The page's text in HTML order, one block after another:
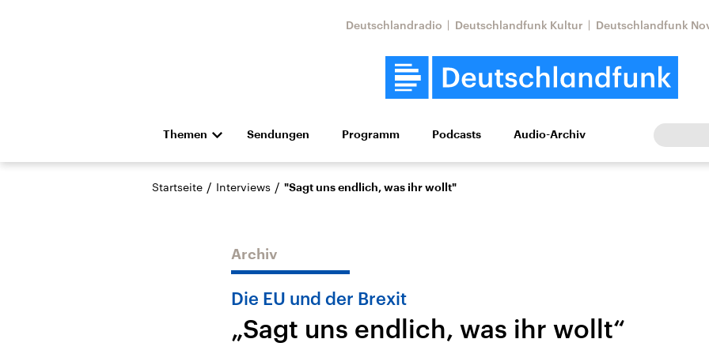
Deutschlandradio Deutschlandfunk Kultur Deutschlandfunk
Themen
Die Nachrichten Politik Wirtschaft Wissen Kultur Europa
Hörspiel und Feature Musik
Aktuelle Beiträge,
Nahostkonflikt
Iran
Faktenchecks
Sendungen Programm Podcasts Audio-Archiv
Startseite / Interviews / "Sagt uns endlich, was ihr wollt"
Archiv
Die EU und der Brexit
„Sagt uns endlich, was ihr wollt“